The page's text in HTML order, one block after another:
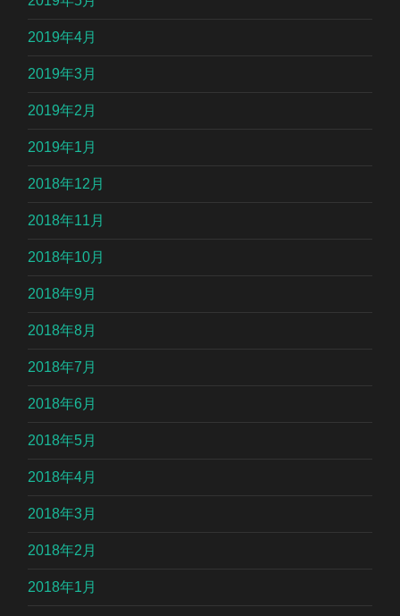
2019年4月
2019年3月
2019年2月
2019年1月
2018年12月
2018年11月
2018年10月
2018年9月
2018年8月
2018年7月
2018年6月
2018年5月
2018年4月
2018年3月
2018年2月
2018年1月